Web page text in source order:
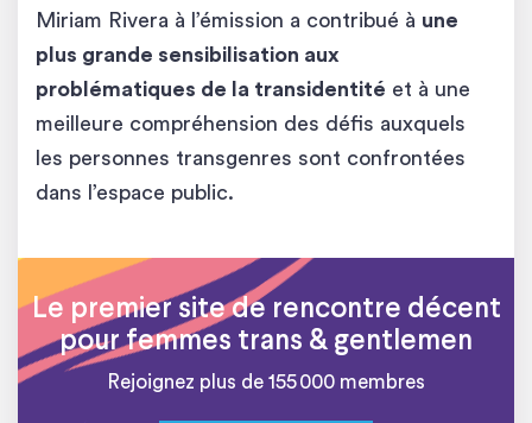
Miriam Rivera à l’émission a contribué à une
plus grande sensibilisation aux
problématiques de la transidentité et à une
meilleure compréhension des défis auxquels
les personnes transgenres sont confrontées
dans l’espace public.
Le premier site de rencontre décent
pour femmes trans & gentlemen
Rejoignez plus de 155 000 membres